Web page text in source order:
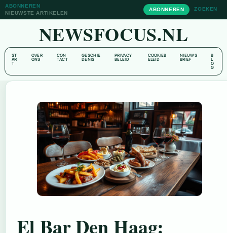
ABONNEREN
NIEUWSTE ARTIKELEN
ABONNEREN ZOEKEN
NEWSFOCUS.NL
ST
AR
T
OVER
ONS
CON
TACT
GESCHIE
DENIS
PRIVACY
BELEID
COOKIEB
ELEID
NIEUWS
BRIEF
B
L
O
G
El Bar Den Haag: